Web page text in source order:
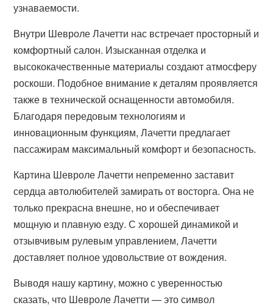
узнаваемости.
Внутри Шевроле Лачетти нас встречает просторный и
комфортный салон. Изысканная отделка и
высококачественные материалы создают атмосферу
роскоши. Подобное внимание к деталям проявляется
также в технической оснащенности автомобиля.
Благодаря передовым технологиям и
инновационным функциям, Лачетти предлагает
пассажирам максимальный комфорт и безопасность.
Картина Шевроле Лачетти непременно заставит
сердца автолюбителей замирать от восторга. Она не
только прекрасна внешне, но и обеспечивает
мощную и плавную езду. С хорошей динамикой и
отзывчивым рулевым управлением, Лачетти
доставляет полное удовольствие от вождения.
Выводя нашу картину, можно с уверенностью
сказать, что Шевроле Лачетти — это символ